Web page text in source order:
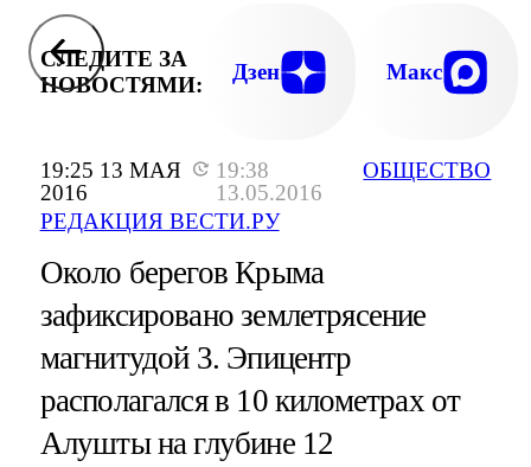
19:25 13 МАЯ
2016
19:38
13.05.2016
РЕДАКЦИЯ ВЕСТИ.РУ
ОБЩЕСТВО
СЛЕДИТЕ ЗА
НОВОСТЯМИ:
Дзен Макс
Около берегов Крыма
зафиксировано землетрясение
магнитудой 3. Эпицентр
располагался в 10 километрах от
Алушты на глубине 12